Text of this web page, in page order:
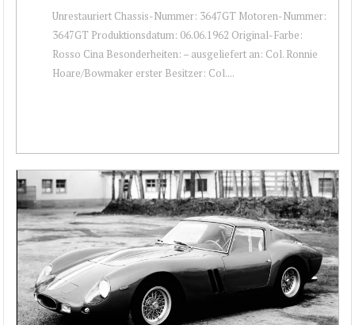
Unrestauriert Chassis-Nummer: 3647GT Motoren-Nummer:
3647GT Produktionsdatum: 06.06.1962 Original-Farbe:
Rosso Cina Besonderheiten: – ausgeliefert an: Col. Ronnie
Hoare/Bowmaker erster Besitzer: Col....